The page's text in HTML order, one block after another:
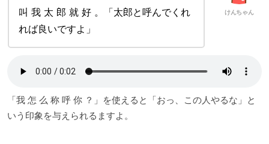
けんちゃん
叫 我 太 郎 就 好 。「太郎と呼んでくれ
れば良いですよ」
「我 怎 么 称 呼 你 ？」を使えると「おっ、この人やるな」と
いう印象を与えられるますよ。